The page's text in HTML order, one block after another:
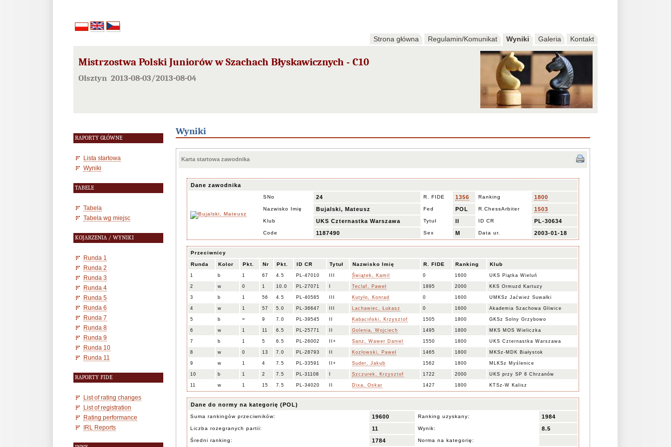
Strona główna Regulamin/Komunikat Wyniki Galeria Kontakt
Mistrzostwa Polski Juniorów w Szachach Błyskawicznych - C10
Olsztyn 2013-08-03/2013-08-04
RAPORTY GŁÓWNE
Lista startowa
Wyniki
TABELE
Tabela
Tabela wg miejsc
KOJARZENIA / WYNIKI
Runda 1
Runda 2
Runda 3
Runda 4
Runda 5
Runda 6
Runda 7
Runda 8
Runda 9
Runda 10
Runda 11
RAPORTY FIDE
List of rating changes
List of registration
Rating performance
IRL Reports
Wyniki
Karta startowa zawodnika
Dane zawodnika
SNo 24 R. FIDE 1356 Ranking 1800
Nazwisko Imię Bujalski, Mateusz Fed POL R.ChessArbiter 1503
Klub UKS Czternastka Warszawa Tytuł II ID CR PL-30634
Code 1187490 Sex M Data ur. 2003-01-18
Przeciwnicy
Runda Kolor Pkt. Nr Pkt. ID CR Tytuł Nazwisko Imię R. FIDE Ranking Klub
1 b 1 67 4.5 PL-47010 Świątek, Kamil 0 1600 UKS Piątka Wieluń
2 w 0 1 10.0 PL-27071 Teclaf, Paweł 1895 2000 KKS Ormuzd Kartuzy
3 b 1 56 4.5 PL-40585 Kutyło, Konrad 0 1600 UMKSz Jaćwież Suwałki
4 w 1 57 5.0 PL-36647 Lachawiec, Łukasz 0 1600 Akademia Szachowa Gliwice
5 b = 9 7.0 PL-39545 Kabaciński, Krzysztof 1505 1800 GKSz Solny Grzybowo
6 w 1 11 6.5 PL-25771 Golenia, Wojciech 1495 1800 MKS MOS Wieliczka
7 b 1 5 6.5 PL-26002 II+ Sanz, Wawer Daniel 1550 1800 UKS Czternastka Warszawa
8 w 0 13 7.0 PL-28793 Kozłowski, Paweł 1465 1800 MKSz-MDK Białystok
9 w 1 4 7.5 PL-33591 II+ Suder, Jakub 1562 1800 MLKSz Myślenice
10 b 1 2 7.5 PL-31108 Szczurek, Krzysztof 1722 2000 UKS przy SP 8 Chrzanów
11 w 1 15 7.5 PL-34020 Dixa, Oskar 1427 1800 KTSz-W Kalisz
Dane do normy na kategorię (POL)
Suma rankingów przeciwników: 19600 Ranking uzyskany: 1984
Liczba rozegranych partii: 11 Wynik: 8.5
Średni ranking: 1784 Norma na kategorię: